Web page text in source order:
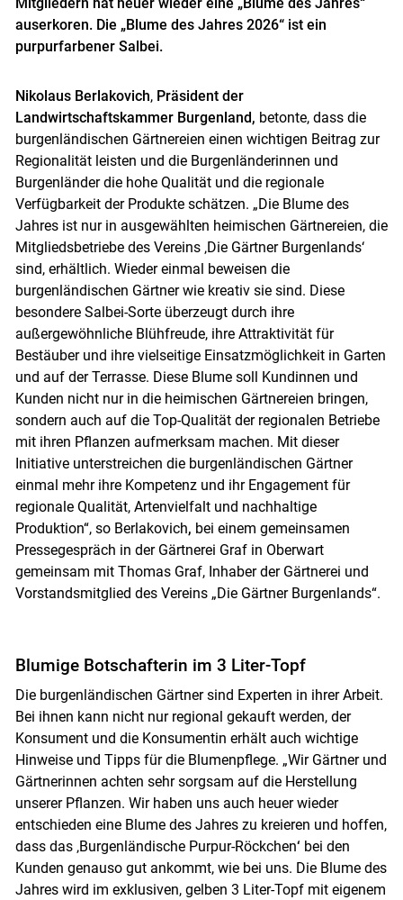
Skip to main content
auserkoren. Die „Blume des Jahres 2026“ ist ein
purpurfarbener Salbei.
Nikolaus Berlakovich, Präsident der
Landwirtschaftskammer Burgenland, betonte, dass die
burgenländischen Gärtnereien einen wichtigen Beitrag zur
Regionalität leisten und die Burgenländerinnen und
Burgenländer die hohe Qualität und die regionale
Verfügbarkeit der Produkte schätzen. „Die Blume des
Jahres ist nur in ausgewählten heimischen Gärtnereien, die
Mitgliedsbetriebe des Vereins ‚Die Gärtner Burgenlands‘
sind, erhältlich. Wieder einmal beweisen die
burgenländischen Gärtner wie kreativ sie sind. Diese
besondere Salbei-Sorte überzeugt durch ihre
außergewöhnliche Blühfreude, ihre Attraktivität für
Bestäuber und ihre vielseitige Einsatzmöglichkeit in Garten
und auf der Terrasse. Diese Blume soll Kundinnen und
Kunden nicht nur in die heimischen Gärtnereien bringen,
sondern auch auf die Top-Qualität der regionalen Betriebe
mit ihren Pflanzen aufmerksam machen. Mit dieser
Initiative unterstreichen die burgenländischen Gärtner
einmal mehr ihre Kompetenz und ihr Engagement für
regionale Qualität, Artenvielfalt und nachhaltige
Produktion“, so Berlakovich, bei einem gemeinsamen
Pressegespräch in der Gärtnerei Graf in Oberwart
gemeinsam mit Thomas Graf, Inhaber der Gärtnerei und
Vorstandsmitglied des Vereins „Die Gärtner Burgenlands“.
Blumige Botschafterin im 3 Liter-Topf
Die burgenländischen Gärtner sind Experten in ihrer Arbeit.
Bei ihnen kann nicht nur regional gekauft werden, der
Konsument und die Konsumentin erhält auch wichtige
Hinweise und Tipps für die Blumenpflege. „Wir Gärtner und
Gärtnerinnen achten sehr sorgsam auf die Herstellung
unserer Pflanzen. Wir haben uns auch heuer wieder
entschieden eine Blume des Jahres zu kreieren und hoffen,
dass das ‚Burgenländische Purpur-Röckchen‘ bei den
Kunden genauso gut ankommt, wie bei uns. Die Blume des
Jahres wird im exklusiven, gelben 3 Liter-Topf mit eigenem